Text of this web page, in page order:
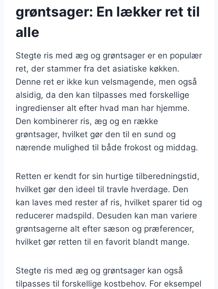
grøntsager: En lækker ret til
alle
Stegte ris med æg og grøntsager er en populær
ret, der stammer fra det asiatiske køkken.
Denne ret er ikke kun velsmagende, men også
alsidig, da den kan tilpasses med forskellige
ingredienser alt efter hvad man har hjemme.
Den kombinerer ris, æg og en række
grøntsager, hvilket gør den til en sund og
nærende mulighed til både frokost og middag.
Retten er kendt for sin hurtige tilberedningstid,
hvilket gør den ideel til travle hverdage. Den
kan laves med rester af ris, hvilket sparer tid og
reducerer madspild. Desuden kan man variere
grøntsagerne alt efter sæson og præferencer,
hvilket gør retten til en favorit blandt mange.
Stegte ris med æg og grøntsager kan også
tilpasses til forskellige kostbehov. For eksempel